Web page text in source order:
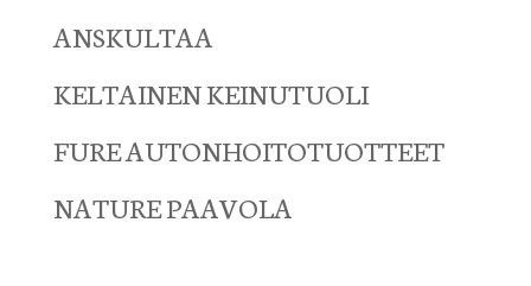
ANSKULTAA
KELTAINEN KEINUTUOLI
FURE AUTONHOITOTUOTTEET
NATURE PAAVOLA